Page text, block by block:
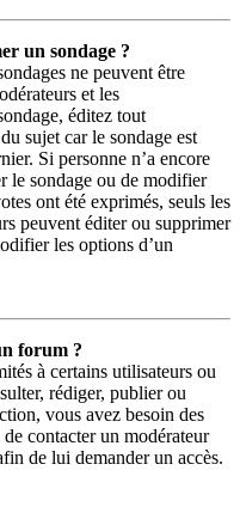
un sondage ?
ne peuvent être
et les
éditez tout
sujet car le sondage est
Si personne n’a encore
le sondage ou de modifier
ont été exprimés, seuls les
peuvent éditer ou supprimer
les options d’un
forum ?
à certains utilisateurs ou
rédiger, publier ou
vous avez besoin des
contacter un modérateur
de lui demander un accès.